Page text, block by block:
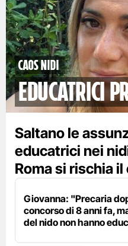
Caos nidi
educatrici
Saltano le
educatrici nei
Roma si rischia
Giovanna: "Precaria
concorso di 8 anni fa,
del nido non hanno